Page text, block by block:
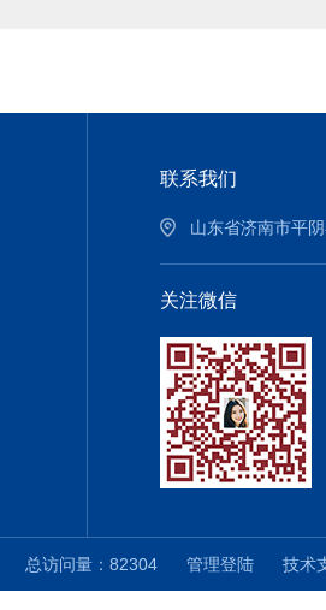
联系我们
山东省济南市平
关注微信
总访问量：82304 管理登陆 技术支